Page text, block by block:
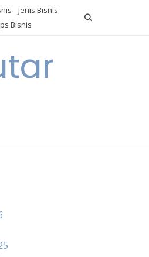
Jenis Bisnis
Bisnis